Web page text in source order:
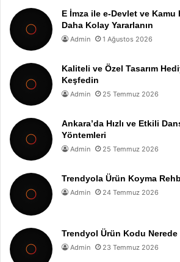
E İmza ile e-Devlet ve Kamu
Daha Kolay Yararlanın
Admin 1 Ağustos 2026
Kaliteli ve Özel Tasarım
Keşfedin
Admin 25 Temmuz 2026
Ankara’da Hızlı ve Etkili
Yöntemleri
Admin 25 Temmuz 2026
Trendyola Ürün Koyma
Admin 24 Temmuz 2026
Trendyol Ürün Kodu Nerede
Admin 23 Temmuz 2026